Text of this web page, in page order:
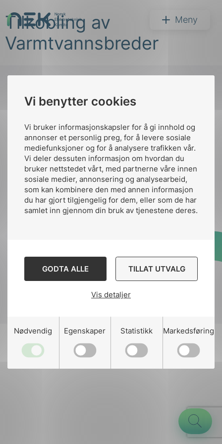
Vi benytter cookies
Vi bruker informasjonskapsler for å gi innhold og
annonser et personlig preg, for å levere sosiale
mediefunksjoner og for å analysere trafikken vår.
Vi deler dessuten informasjon om hvordan du
bruker nettstedet vårt, med partnerne våre innen
sosiale medier, annonsering og analysearbeid,
som kan kombinere den med annen informasjon
du har gjort tilgjengelig for dem, eller som de har
samlet inn gjennom din bruk av tjenestene deres.
GODTA ALLE TILLAT UTVALG
Vis detaljer
Nødvendig Egenskaper Statistikk Markedsføring
til
innhold
NEK Meny
Søk
Tilkobling av
Varmtvannsbreder
Kontakt oss
Ansatte
nek@nek.no
Kontakt
Bruk av Cookies
Designed and developed
Stem Agency
toppen